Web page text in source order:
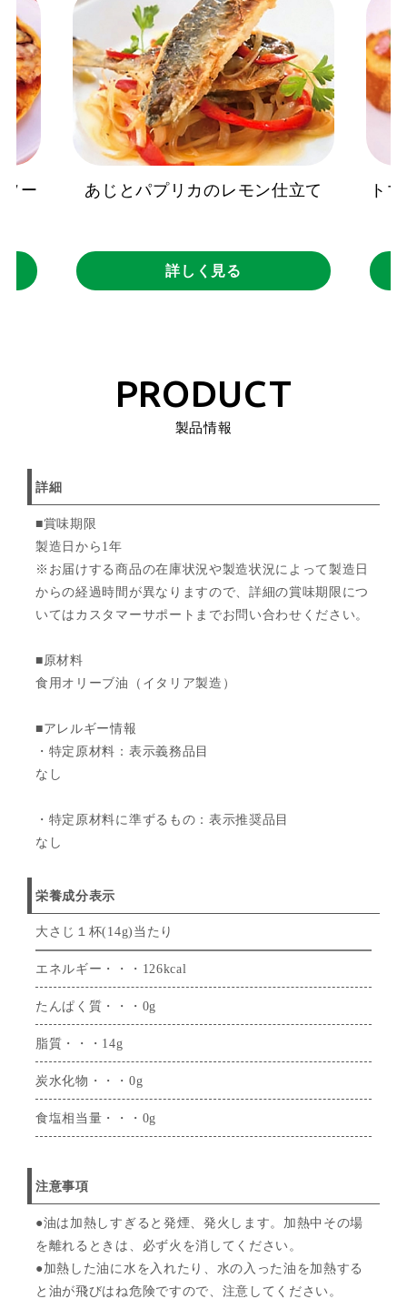
ー あじとパプリカのレモン仕立て
詳しく見る
ト
PRODUCT
製品情報
詳細
■賞味期限
製造日から1年
※お届けする商品の在庫状況や製造状況によって製造日
からの経過時間が異なりますので、詳細の賞味期限につ
いてはカスタマーサポートまでお問い合わせください。
■原材料
食用オリーブ油（イタリア製造）
■アレルギー情報
・特定原材料：表示義務品目
なし
・特定原材料に準ずるもの：表示推奨品目
なし
栄養成分表示
大さじ１杯(14g)当たり
エネルギー・・・126kcal
たんぱく質・・・0g
脂質・・・14g
炭水化物・・・0g
食塩相当量・・・0g
注意事項
●油は加熱しすぎると発煙、発火します。加熱中その場
を離れるときは、必ず火を消してください。
●加熱した油に水を入れたり、水の入った油を加熱する
と油が飛びはね危険ですので、注意してください。